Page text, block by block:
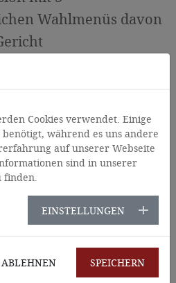
Wahlmenüs davon
Haus kostenlos
und
Leihausrüstung (im
der öffentlichen
in Osttirol
Cookies verwendet. Einige
während es uns andere
auf unserer Webseite
sind in unserer
finden.
EINSTELLUNGEN
SPEICHERN